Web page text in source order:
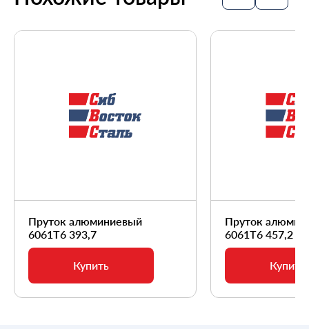
Пруток алюминиевый
6061Т6 393,7
Купить
Пруток
6061Т6 457,2
Купить